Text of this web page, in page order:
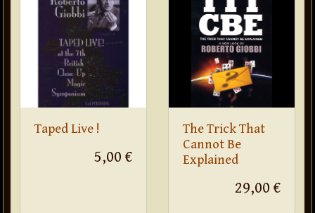
Taped Live !
5,00 €
The Trick That
Cannot Be
Explained
29,00 €